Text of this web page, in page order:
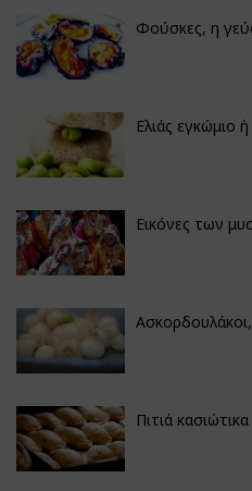
Φούσκες, η
Ελιάς εγκώμιο
Εικόνες των
Πιτιά